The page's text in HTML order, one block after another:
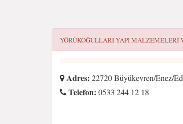
YÖRÜKOĞULLARI YAPI MALZEMELERI
Adres: 22720 Büyükevren/Enez/
Telefon: 0533 244 12 18